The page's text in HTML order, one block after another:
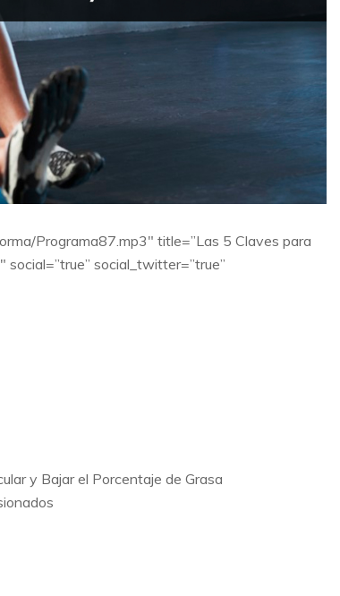
Programa87.mp3″ title=”Las 5 Claves para
social_twitter=”true”
y Bajar el Porcentaje de Grasa